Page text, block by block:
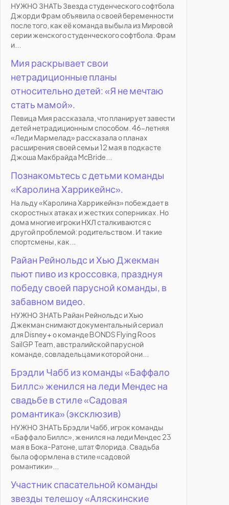
НУЖНО ЗНАТЬ Звезда студенческого софтбола
Джорди Фрам объявила о своей беременности
после того, как её команда выбыла из Мировой
серии женского студенческого софтбола. Фрам
и...
Мия раскрывает свои
нетрадиционные планы
относительно детей: «Я не мечтаю
стать мамой».
Певица Мия рассказала, что планирует завести
детей нетрадиционным способом. 46-летняя
«Леди Мармелад» рассказала о планах
расширения своей семьи 12 мая в подкасте
Джоша Макбрайда McBride...
Познакомьтесь с детьми команды
«Каролина Харрикейнс».
На льду «Каролина Харрикейнз» побеждает в
скоростных атаках и жестких соперниках. Но
дома многие игроки НХЛ сталкиваются с
другой проблемой: родительством. И такие
спортсмены, как...
Райан Рейнольдс и Хью Джекман
пьют пиво из кроссовка, празднуя
победу своей парусной команды, в
забавном видео.
НУЖНО ЗНАТЬ Райан Рейнольдс и Хью
Джекман снимают документальный сериал
для Disney+ о команде BONDS Flying Roos
SailGP Team, австралийской парусной
команде, совладельцами которой они...
Брэдли Чабб из команды «Баффало
Биллс» женился на леди Мендес на
свадьбе в стиле «Садовая
романтика» (эксклюзив)
НУЖНО ЗНАТЬ Брэдли Чабб, игрок команды
«Баффало Биллс», женился на леди Мендес 23
мая в Бока-Ратоне, штат Флорида. Свадьба
была оформлена в стиле «садовой
романтики»...
Участник спасательной команды
звезды телешоу «Аляскинские